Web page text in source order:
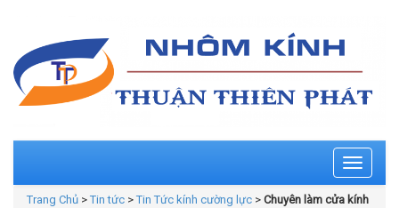
Toggle
Trang Chủ > Tin tức > Tin Tức kính cường lực > Chuyên làm cửa kính